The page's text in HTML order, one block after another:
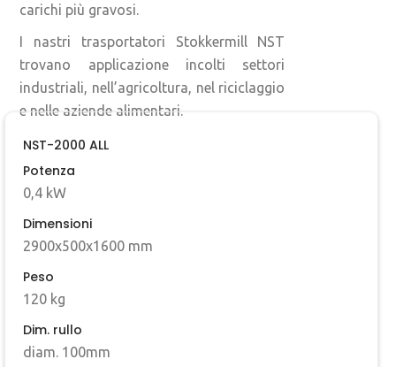
carichi più gravosi.
I nastri trasportatori Stokkermill NST
trovano applicazione incolti settori
industriali, nell’agricoltura, nel riciclaggio
e nelle aziende alimentari.
NST-2000 ALL
Potenza
0,4 kW
Dimensioni
2900x500x1600 mm
Peso
120 kg
Dim. rullo
diam. 100mm